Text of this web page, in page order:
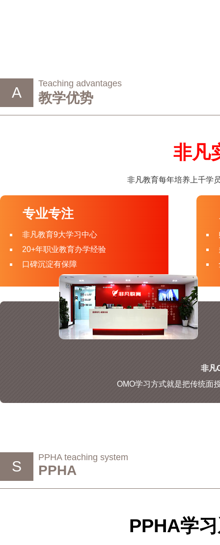
A
Teaching advantages
教学优势
非凡
非凡教育每年培养上千学
专业专注
非凡教育9大学习中心
20+年职业教育办学经验
口碑沉淀有保障
非凡
OMO学习方式就是把传统面
S
PPHA teaching system
PPHA
PPHA学